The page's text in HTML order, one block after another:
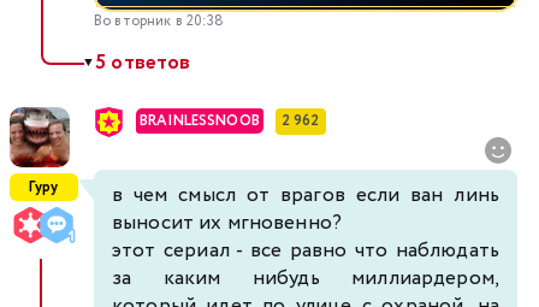
Во вторник в 20:38
▼5 ответов
Гуру
BRAINLESSNOOB 2 962
в чем смысл от врагов если ван линь
выносит их мгновенно?
этот сериал - все равно что наблюдать
за каким нибудь миллиардером,